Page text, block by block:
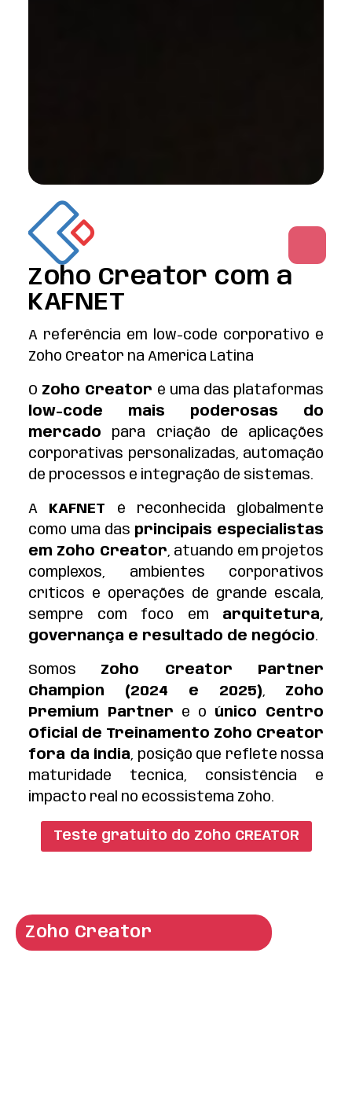
Zoho Creator com a
KAFNET
A referência em low-code corporativo e
Zoho Creator na América Latina
O Zoho Creator é uma das plataformas
low-code mais poderosas do
mercado para criação de aplicações
corporativas personalizadas, automação
de processos e integração de sistemas.
A KAFNET é reconhecida globalmente
como uma das principais especialistas
em Zoho Creator, atuando em projetos
complexos, ambientes corporativos
críticos e operações de grande escala,
sempre com foco em arquitetura,
governança e resultado de negócio.
Somos Zoho Creator Partner
Champion (2024 e 2025), Zoho
Premium Partner e o único Centro
Oficial de Treinamento Zoho Creator
fora da
ndia, posição que reflete nossa
maturidade técnica, consistência e
impacto real no ecossistema Zoho.
Teste gratuito do Zoho CREATOR
Zoho Creator